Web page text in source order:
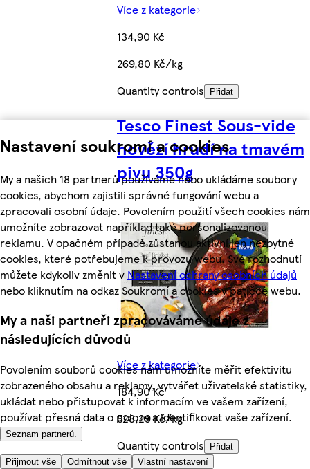
Nastavení soukromí a cookies
My a našich 18 partnerů používáme nebo ukládáme soubory
cookies, abychom zajistili správné fungování webu a
zpracovali osobní údaje. Povolením použití všech cookies nám
umožníte zobrazovat například také personalizovanou
reklamu. V opačném případě zůstanou aktivní jen nezbytné
cookies, které potřebujeme k provozu webu. Své rozhodnutí
můžete kdykoliv změnit v Nastavení ochrany osobních údajů
nebo kliknutím na odkaz Soukromí a cookies v patičce webu.
My a naši partneři zpracováváme údaje z
následujících důvodů
Povolením souborů cookies nám umožníte měřit efektivitu
zobrazeného obsahu a reklamy, vytvářet uživatelské statistiky,
ukládat nebo přistupovat k informacím ve vašem zařízení,
používat přesná data o poloze a identifikovat vaše zařízení.
Seznam partnerů.
Přijmout vše Odmítnout vše Vlastní nastavení
Více z kategorie
134,90 Kč
269,80 Kč/kg
Quantity controls
Přidat
Tesco Finest Sous-vide
hovězí hrudí na tmavém
pivu 350g
Více z kategorie
184,90 Kč
528,29 Kč/kg
Quantity controls
Přidat